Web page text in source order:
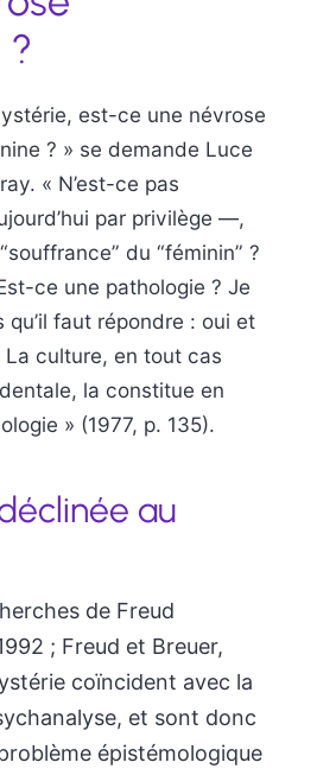
est-ce une névrose
? » se demande Luce
« N’est-ce pas
par privilège —,
du “féminin” ?
ce une pathologie ? Je
qu’il faut répondre : oui et
La culture, en tout cas
la constitue en
» (1977, p. 135).
au
de Freud
; Freud et Breuer,
coïncident avec la
et sont donc
épistémologique